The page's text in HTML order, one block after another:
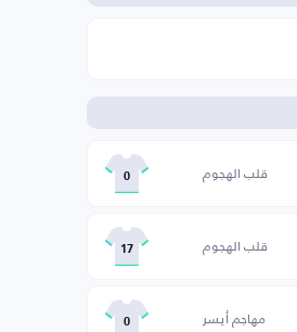
قلب الهجوم 0
قلب الهجوم 17
مهاجم أيسر 0